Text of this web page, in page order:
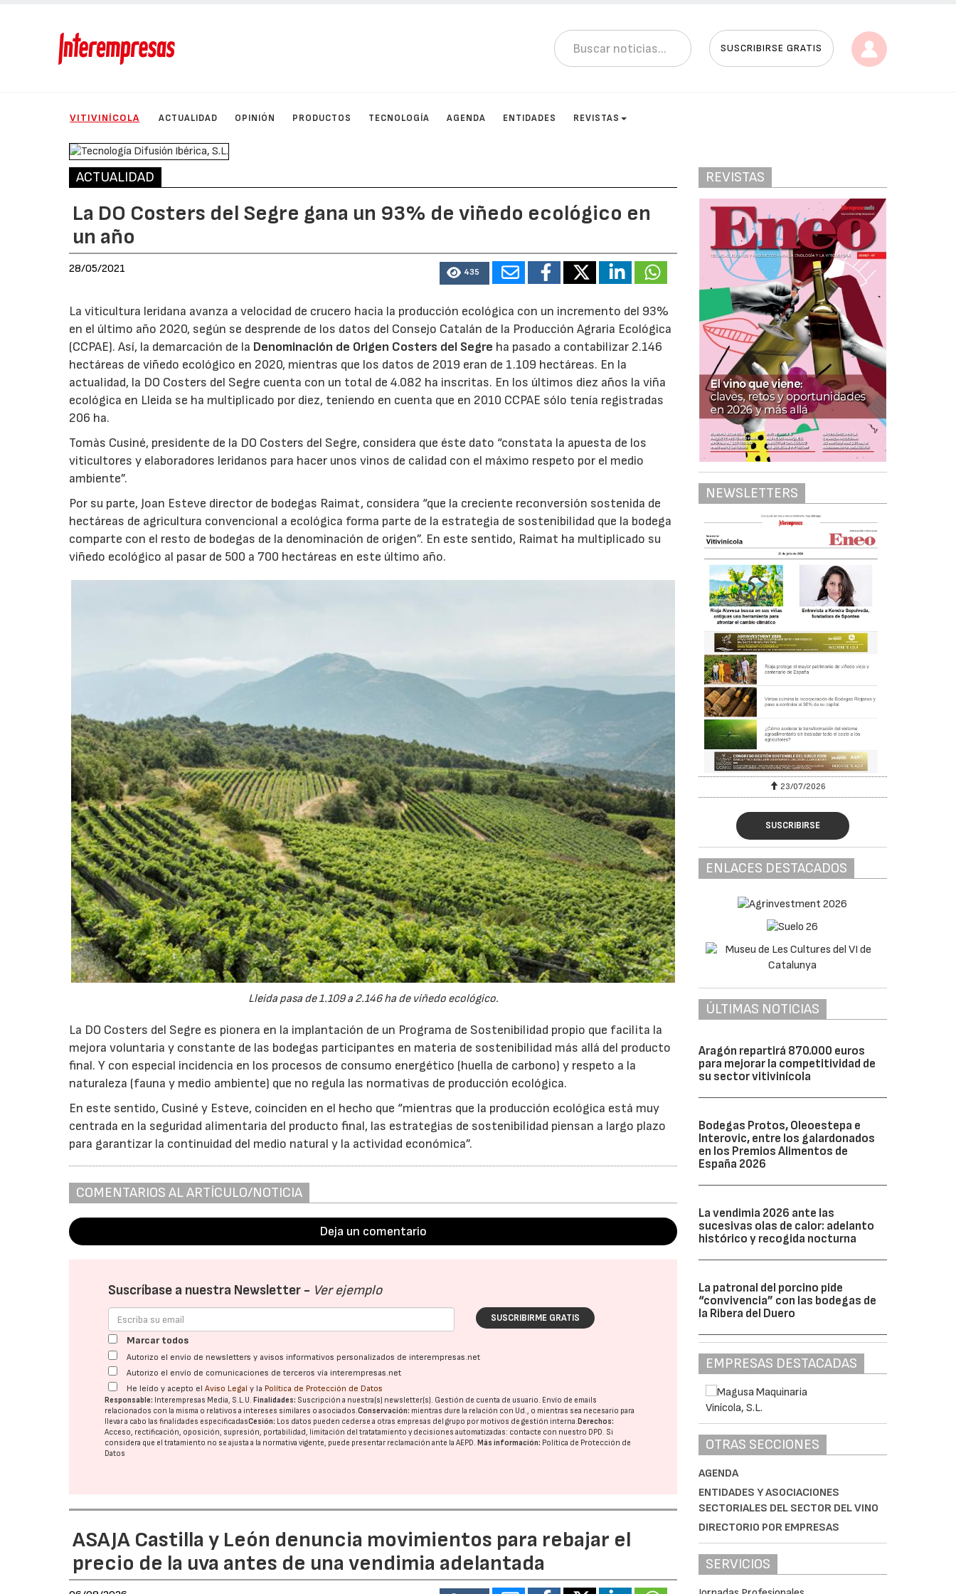
SUSCRIBIRSE GRATIS
VITIVINÍCOLA ACTUALIDAD OPINIÓN PRODUCTOS TECNOLOGÍA AGENDA ENTIDADES REVISTAS
ACTUALIDAD
La DO Costers del Segre gana un 93% de viñedo ecológico en
un año
28/05/2021 435
La viticultura leridana avanza a velocidad de crucero hacia la producción ecológica con un incremento del 93%
en el último año 2020, según se desprende de los datos del Consejo Catalán de la Producción Agraria Ecológica
(CCPAE). Así, la demarcación de la Denominación de Origen Costers del Segre ha pasado a contabilizar 2.146
hectáreas de viñedo ecológico en 2020, mientras que los datos de 2019 eran de 1.109 hectáreas. En la
actualidad, la DO Costers del Segre cuenta con un total de 4.082 ha inscritas. En los últimos diez años la viña
ecológica en Lleida se ha multiplicado por diez, teniendo en cuenta que en 2010 CCPAE sólo tenía registradas
206 ha.
Tomàs Cusiné, presidente de la DO Costers del Segre, considera que éste dato “constata la apuesta de los
viticultores y elaboradores leridanos para hacer unos vinos de calidad con el máximo respeto por el medio
ambiente”.
Por su parte, Joan Esteve director de bodegas Raimat, considera “que la creciente reconversión sostenida de
hectáreas de agricultura convencional a ecológica forma parte de la estrategia de sostenibilidad que la bodega
comparte con el resto de bodegas de la denominación de origen”. En este sentido, Raimat ha multiplicado su
viñedo ecológico al pasar de 500 a 700 hectáreas en este último año.
Lleida pasa de 1.109 a 2.146 ha de viñedo ecológico.
La DO Costers del Segre es pionera en la implantación de un Programa de Sostenibilidad propio que facilita la
mejora voluntaria y constante de las bodegas participantes en materia de sostenibilidad más allá del producto
final. Y con especial incidencia en los procesos de consumo energético (huella de carbono) y respeto a la
naturaleza (fauna y medio ambiente) que no regula las normativas de producción ecológica.
En este sentido, Cusiné y Esteve, coinciden en el hecho que “mientras que la producción ecológica está muy
centrada en la seguridad alimentaria del producto final, las estrategias de sostenibilidad piensan a largo plazo
para garantizar la continuidad del medio natural y la actividad económica”.
COMENTARIOS AL ARTÍCULO/NOTICIA
Deja un comentario
Suscríbase a nuestra Newsletter - Ver ejemplo
SUSCRIBIRME GRATIS
Marcar todos
Autorizo el envío de newsletters y avisos informativos personalizados de interempresas.net
Autorizo el envío de comunicaciones de terceros vía interempresas.net
He leído y acepto elAviso Legal y la Política de Protección de Datos
Responsable: Interempresas Media, S.L.U.Finalidades: Suscripción a nuestra(s) newsletter(s). Gestión de cuenta de usuario. Envío de emails
relacionados con la misma o relativos a intereses similares o asociados.Conservación: mientras dure la relación con Ud., o mientras sea necesario para
llevar a cabo las finalidades especificadasCesión: Los datos pueden cederse a otras empresas del grupo por motivos de gestión interna.Derechos:
Acceso, rectificación, oposición, supresión, portabilidad, limitación del tratatamiento y decisiones automatizadas: contacte con nuestro DPD. Si
considera que el tratamiento no se ajusta a la normativa vigente, puede presentar reclamación ante laAEPD.Más información: Política de Protección de
Datos
ASAJA Castilla y León denuncia movimientos para rebajar el
precio de la uva antes de una vendimia adelantada
REVISTAS
NEWSLETTERS
23/07/2026 30/07/2026 23/07/2026
SUSCRIBIRSE
ENLACES DESTACADOS
ÚLTIMAS NOTICIAS
Aragón repartirá 870.000 euros
para mejorar la competitividad de
su sector vitivinícola
Bodegas Protos, Oleoestepa e
Interovic, entre los galardonados
en los Premios Alimentos de
España 2026
La vendimia 2026 ante las
sucesivas olas de calor: adelanto
histórico y recogida nocturna
La patronal del porcino pide
“convivencia” con las bodegas de
la Ribera del Duero
EMPRESAS DESTACADAS
OTRAS SECCIONES
AGENDA
ENTIDADES Y ASOCIACIONES
SECTORIALES DEL SECTOR DEL VINO
DIRECTORIO POR EMPRESAS
SERVICIOS